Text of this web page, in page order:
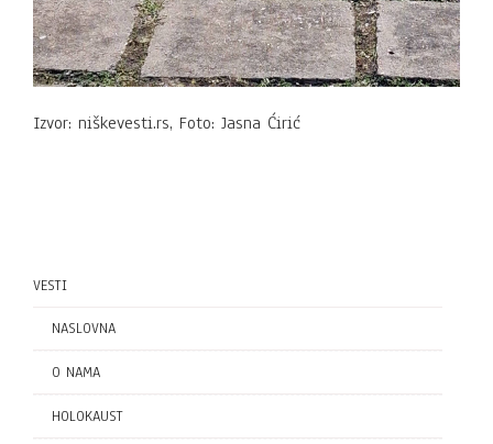
VESTI
NASLOVNA
O NAMA
HOLOKAUST
Izvor: niškevesti.rs, Foto: Jasna Ćirić